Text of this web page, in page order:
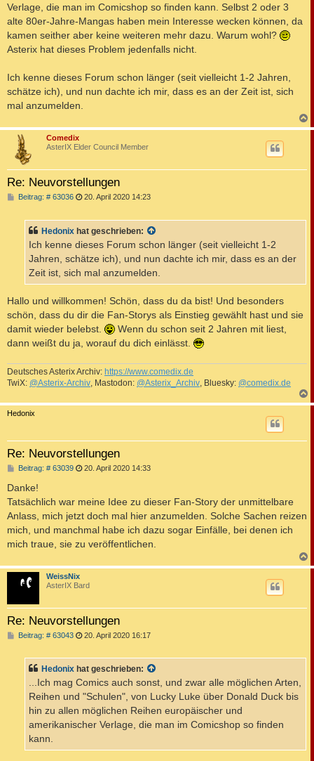
Verlage, die man im Comicshop so finden kann. Selbst 2 oder 3
alte 80er-Jahre-Mangas haben mein Interesse wecken können, da
kamen seither aber keine weiteren mehr dazu. Warum wohl?
Asterix hat dieses Problem jedenfalls nicht.
Ich kenne dieses Forum schon länger (seit vielleicht 1-2 Jahren,
schätze ich), und nun dachte ich mir, dass es an der Zeit ist, sich
mal anzumelden.
a
Comedix
AsterIX Elder Council Member
Re: Neuvorstellungen
Beitrag: # 63036B
r
a
20. April 2020 14:23
Hedonix hat geschrieben:
Ich kenne dieses Forum schon länger (seit vielleicht 1-2
Jahren, schätze ich), und nun dachte ich mir, dass es an der
Zeit ist, sich mal anzumelden.
Hallo und willkommen! Schön, dass du da bist! Und besonders
schön, dass du dir die Fan-Storys als Einstieg gewählt hast und sie
damit wieder belebst.
Wenn du schon seit 2 Jahren mit liest,
dann weißt du ja, worauf du dich einlässt.
Deutsches Asterix Archiv: https://www.comedix.de
TwiX: @Asterix-Archiv , Mastodon: @Asterix_Archiv , Bluesky: @comedix.de
a
Hedonix
Re: Neuvorstellungen
Beitrag: # 63039B
r
a
g
20. April 2020 14:33
Danke!
Tatsächlich war meine Idee zu dieser Fan-Story der unmittelbare
Anlass, mich jetzt doch mal hier anzumelden. Solche Sachen reizen
mich, und manchmal habe ich dazu sogar Einfälle, bei denen ich
mich traue, sie zu veröffentlichen.
a
WeissNix
AsterIX Bard
Re: Neuvorstellungen
Beitrag: # 63043B
r
a
20. April 2020 16:17
Hedonix hat geschrieben:
...Ich mag Comics auch sonst, und zwar alle möglichen Arten,
Reihen und "Schulen", von Lucky Luke über Donald Duck bis
hin zu allen möglichen Reihen europäischer und
amerikanischer Verlage, die man im Comicshop so finden
kann.